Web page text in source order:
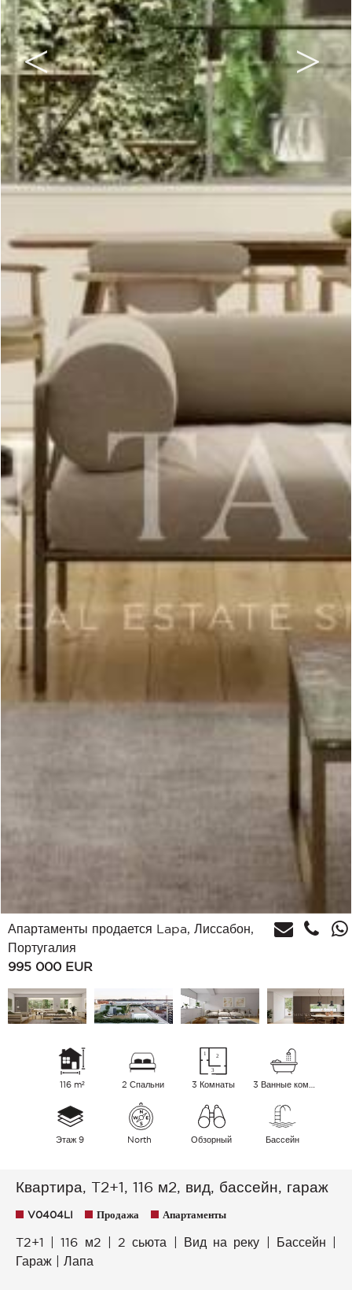
Апартаменты продается Lapa, Лиссабон,
Португалия
995 000 EUR
116 m² 2 Спальни 3 Комнаты
Этаж 9 North Обзорный Бассейн
Квартира, T2+1, 116 м2, вид, бассейн, гараж
V0404LI Продажа Апартаменты
T2+1 | 116 м2 | 2 сьюта | Вид на реку | Бассейн |
Гараж | Лапа